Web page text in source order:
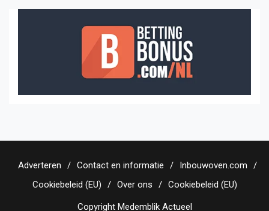
Adverteren Contact en informatie
Inbouwoven.com
Cookiebeleid (EU)
Over ons Cookiebeleid (EU)
Copyright Medemblik Actueel